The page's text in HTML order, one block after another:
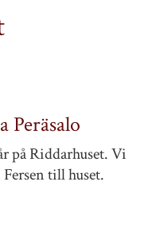
Peräsalo
på Riddarhuset. Vi
till huset.